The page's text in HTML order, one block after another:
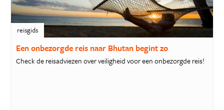
reisgids
Een onbezorgde reis naar Bhutan begint zo
Check de reisadviezen over veiligheid voor een onbezorgde reis!